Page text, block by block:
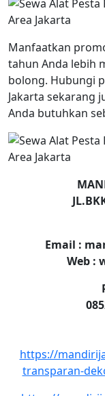
Manfaatkan
tahun Anda lebih
bolong. Hubungi
Jakarta sekarang
Anda butuhkan
Email :
Web :
https://
transparan-